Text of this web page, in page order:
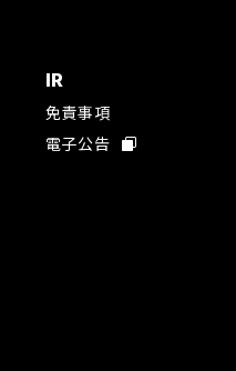
IR
免責事項
電子公告